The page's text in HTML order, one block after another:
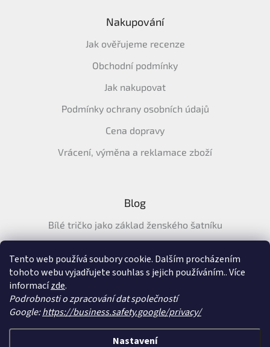
Tento web používá soubory cookie. Dalším procházením
tohoto webu vyjadřujete souhlas s jejich používáním.. Více
informacízde.
Podrobnosti o zpracování dat společností
Google:https://business.safety.google/privacy/
Nastavení
Nakupování
Jak ověřujeme recenze
Obchodní podmínky
Jak nakupovat
Podmínky ochrany osobních údajů
Cena dopravy
Vrácení, výměna a reklamace zboží
Blog
Bílé tričko jako základ ženského šatníku
tričko na léto
Průvodce letními šaty: pohodlné, vzdušné a ženské šaty na
Vytvořil Shoptet &